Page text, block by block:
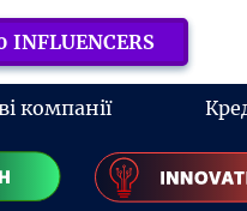
INFLUENCERS
компанії